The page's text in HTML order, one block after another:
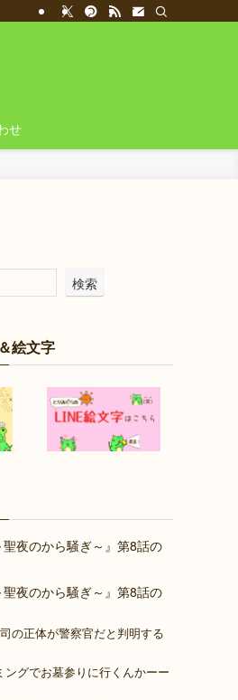
せ
検索
絵文字
聖夜のから騒ぎ～』第8話の
聖夜のから騒ぎ～』第8話の
の正体が警察官だと判明する
ングでお墓参りに行くんかーー